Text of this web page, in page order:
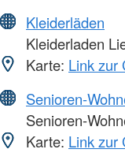
Kleiderläden
Kleiderladen
Karte: Link zur
Senioren-
Senioren-
Karte: Link zur